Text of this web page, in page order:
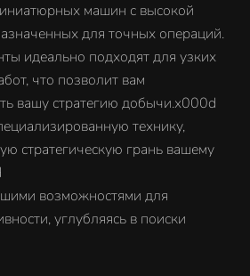
машин с высокой
для точных операций.
идеально подходят для узких
что позволит вам
вашу стратегию добычи.x000d
технику,
стратегическую грань вашему
возможностями для
углубляясь в поиски